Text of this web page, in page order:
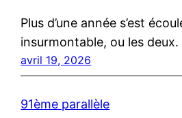
Plus d’une année s’est
insurmontable, ou les
avril 19, 2026
91ème parallèle